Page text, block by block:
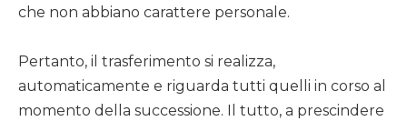
che non abbiano carattere personale.
Pertanto, il trasferimento si realizza,
automaticamente e riguarda tutti quelli in corso al
momento della successione. Il tutto, a prescindere